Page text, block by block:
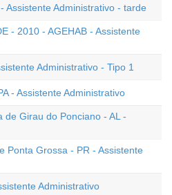
Assistente Administrativo - tarde
- 2010 - AGEHAB - Assistente
Administrativo - Tipo 1
- Assistente Administrativo
de Girau do Ponciano - AL -
Ponta Grossa - PR - Assistente
Administrativo